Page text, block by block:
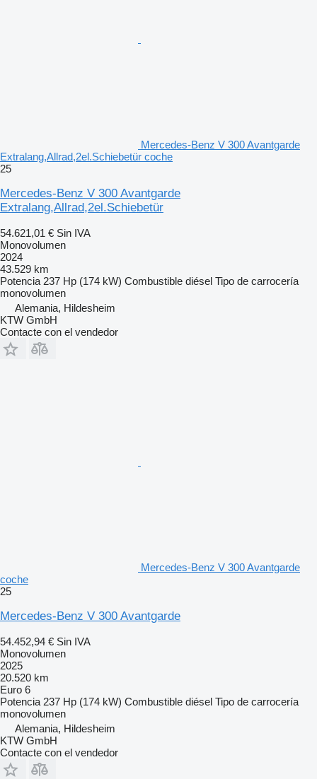
Mercedes-Benz V 300 Avantgarde
Extralang,Allrad,2el.Schiebetür coche
25
Mercedes-Benz V 300 Avantgarde
Extralang,Allrad,2el.Schiebetür
54.621,01 € Sin IVA
Monovolumen
2024
43.529 km
Potencia 237 Hp (174 kW) Combustible diésel Tipo de carrocería
monovolumen
Alemania, Hildesheim
KTW GmbH
Contacte con el vendedor
Mercedes-Benz V 300 Avantgarde
coche
25
Mercedes-Benz V 300 Avantgarde
54.452,94 € Sin IVA
Monovolumen
2025
20.520 km
Euro 6
Potencia 237 Hp (174 kW) Combustible diésel Tipo de carrocería
monovolumen
Alemania, Hildesheim
KTW GmbH
Contacte con el vendedor